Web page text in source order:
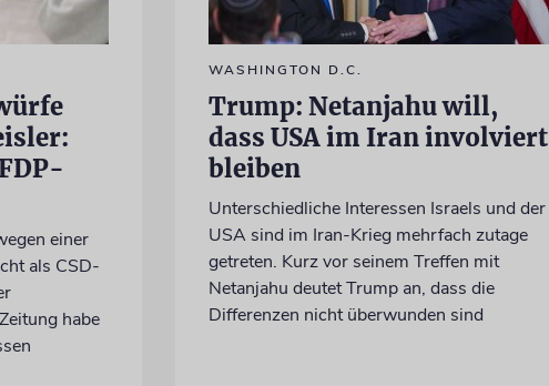
einer
als CSD-
habe
WASHINGTON D.C.
Trump: Netanjahu will,
dass USA im Iran involviert
bleiben
Unterschiedliche Interessen Israels und der
USA sind im Iran-Krieg mehrfach zutage
getreten. Kurz vor seinem Treffen mit
Netanjahu deutet Trump an, dass die
Differenzen nicht überwunden sind